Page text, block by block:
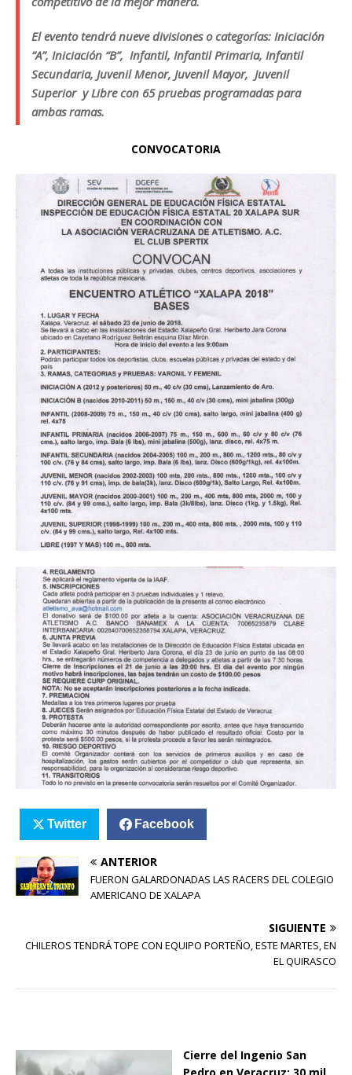
El evento tendrá nueve divisiones o categorías: Iniciación
“A”, Iniciación “B”, Infantil, Infantil Primaria, Infantil
Secundaria, Juvenil Menor, Juvenil Mayor, Juvenil
Superior y Libre con 65 pruebas programadas para
ambas ramas.
CONVOCATORIA
Twitter Facebook
ANTERIOR
FUERON GALARDONADAS LAS RACERS DEL COLEGIO
AMERICANO DE XALAPA
SIGUIENTE
CHILEROS TENDRÁ TOPE CON EQUIPO PORTEÑO, ESTE MARTES, EN
EL QUIRASCO
Cierre del Ingenio San
Pedro en Veracruz: 30 mil